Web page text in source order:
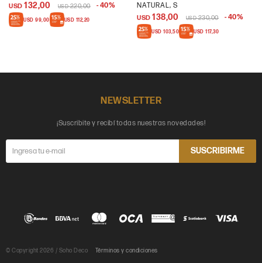
USD 132,00 USD 220,00 40
USD 99,00 USD 112,20
NATURAL, S
USD 138,00 USD 230,00 40
USD 103,50 USD 117,30
NEWSLETTER
¡Suscribite y recibí todas nuestras novedades!
SUSCRIBIRME
© Copyright 2026 / Soho Deco Términos y condiciones